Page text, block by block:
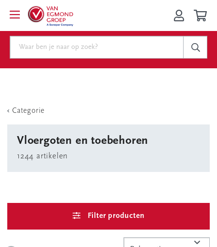
Categorie
Vloergoten en toebehoren
1244 artikelen
Filter producten